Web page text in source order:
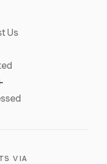
Us
VIA